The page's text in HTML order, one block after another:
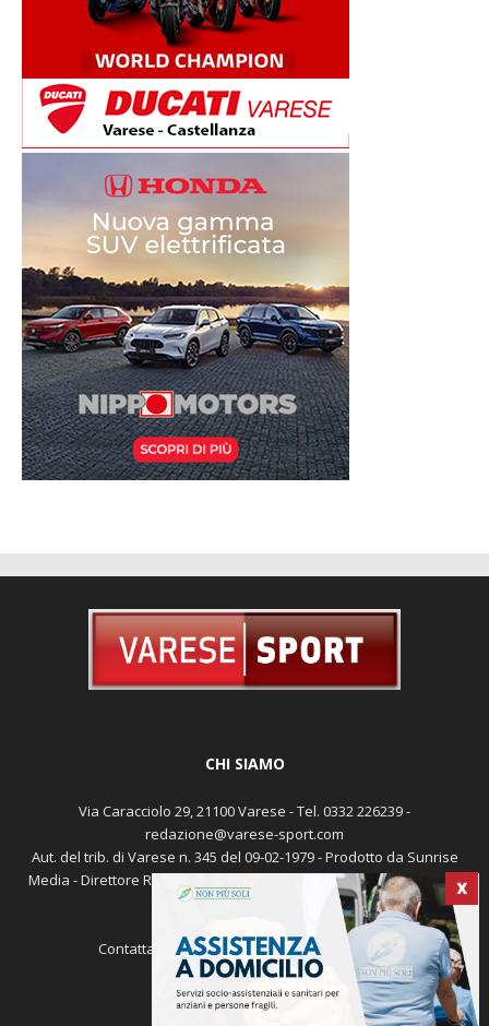
X
CHI SIAMO
Via Caracciolo 29, 21100 Varese - Tel. 0332 226239 -
redazione@varese-sport.com
Aut. del trib. di Varese n. 345 del 09-02-1979 - Prodotto da Sunrise
Media - Direttore Responsabile: Michele Marocco -Cookie policy
Pubblicità
Contattaci: redazione@varese-sport.com